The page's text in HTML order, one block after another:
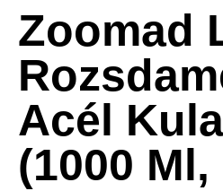
Zoomad
Acél
(1000